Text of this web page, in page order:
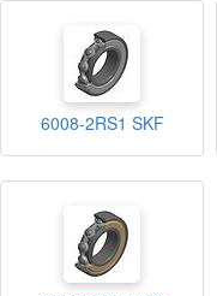
6008-2RS1 SKF